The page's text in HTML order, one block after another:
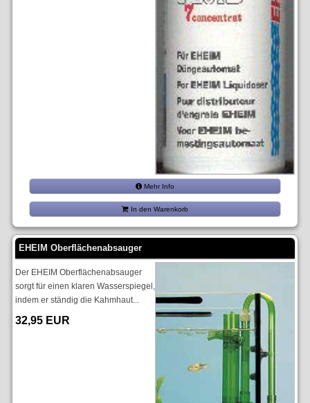
Mehr Info
In den Warenkorb
EHEIM Oberflächenabsauger
Der EHEIM Oberflächenabsauger
sorgt für einen klaren Wasserspiegel,
indem er ständig die Kahmhaut...
32,95 EUR